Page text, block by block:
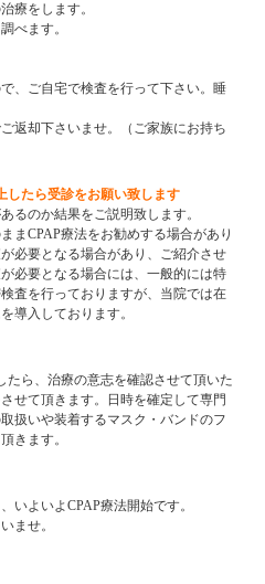
療をします。
べます。
、ご自宅で検査を行って下さい。睡
返却下さいませ。（ご家族にお持ち
したら受診をお願い致します
るのか結果をご説明致します。
ま CPAP療法をお勧めする場合があり
必要となる場合があり、ご紹介させ
必要となる場合には、一般的には特
査を行っておりますが、当院では在
導入しております。
たら、治療の意志を確認させて頂いた
せて頂きます。日時を確定して専門
扱いや装着するマスク・バンドのフ
きます。
いよいよCPAP療法開始です。
ませ。